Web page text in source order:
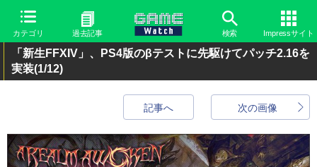
カテゴリ 過去記事 検索 Impressサイト
「新生FFXIV」、PS4版のβテストに先駆けてパッチ2.16を
実装(1/12)
次の画像
記事へ